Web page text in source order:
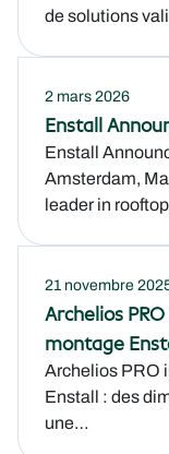
de solutions
Enstall
2 mars 2026
Enstall
Amsterdam,
leader in
Archelios
montage
21 novembre
Archelios PRO
Enstall : des
une…